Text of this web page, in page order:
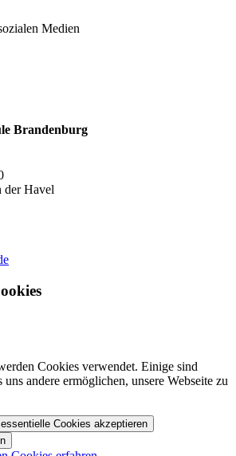
Medien
Brandenburg
der Havel
Cookies verwendet. Einige sind
andere ermöglichen, unsere Webseite zu
essentielle Cookies akzeptieren